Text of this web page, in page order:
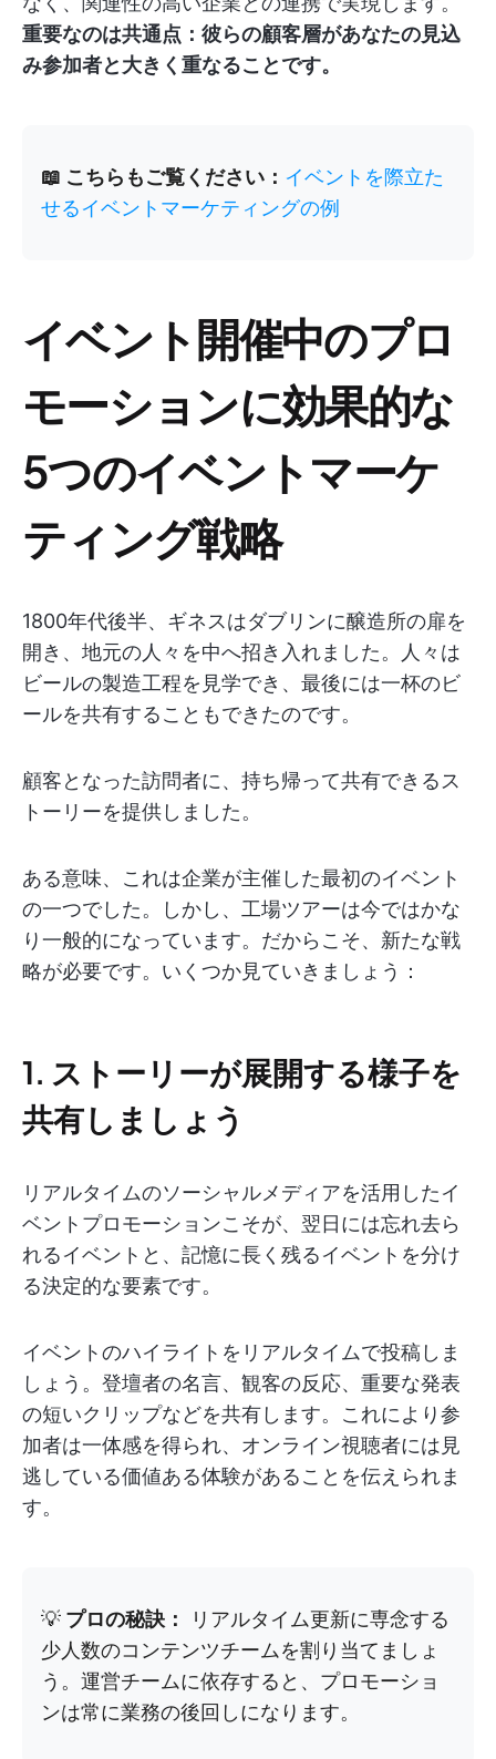
重要なのは共通点：彼らの顧客層があなたの見込
み参加者と大きく重なることです。
📖 こちらもご覧ください： イベントを際立た
せるイベントマーケティングの例
イベント開催中のプロ
モーションに効果的な
5つのイベントマーケ
ティング戦略
1800年代後半、ギネスはダブリンに醸造所の扉を
開き、地元の人々を中へ招き入れました。人々は
ビールの製造工程を見学でき、最後には一杯のビ
ールを共有することもできたのです。
顧客となった訪問者に、持ち帰って共有できるス
トーリーを提供しました。
ある意味、これは企業が主催した最初のイベント
の一つでした。しかし、工場ツアーは今ではかな
り一般的になっています。だからこそ、新たな戦
略が必要です。いくつか見ていきましょう：
1. ストーリーが展開する様子を
共有しましょう
リアルタイムのソーシャルメディアを活用したイ
ベントプロモーションこそが、翌日には忘れ去ら
れるイベントと、記憶に長く残るイベントを分け
る決定的な要素です。
イベントのハイライトをリアルタイムで投稿しま
しょう。登壇者の名言、観客の反応、重要な発表
の短いクリップなどを共有します。これにより参
加者は一体感を得られ、オンライン視聴者には見
逃している価値ある体験があることを伝えられま
す。
💡 プロの秘訣：
リアルタイム更新に専念する
少人数のコンテンツチームを割り当てましょ
う。運営チームに依存すると、プロモーショ
ンは常に業務の後回しになります。